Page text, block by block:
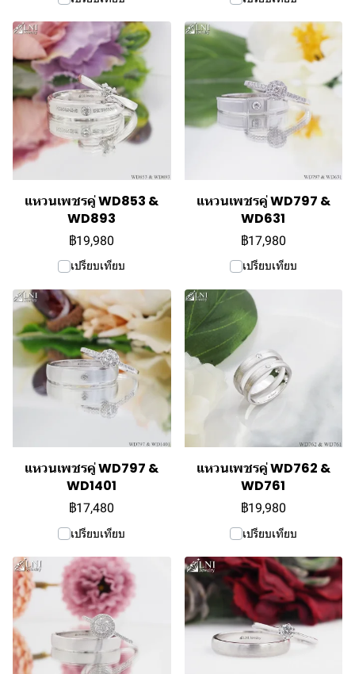
แหวนเพชรคู่ WD853 &
WD893
฿19,980
เปรียบเทียบ
แหวนเพชรคู่ WD797 &
WD631
฿17,980
เปรียบเทียบ
แหวนเพชรคู่ WD797 &
WD1401
฿17,480
เปรียบเทียบ
แหวนเพชรคู่ WD762 &
WD761
฿19,980
เปรียบเทียบ